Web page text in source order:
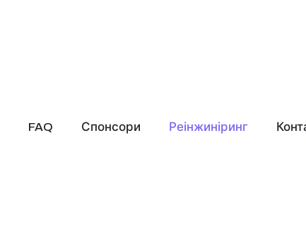
FAQ Спонсори Реінжиніринг